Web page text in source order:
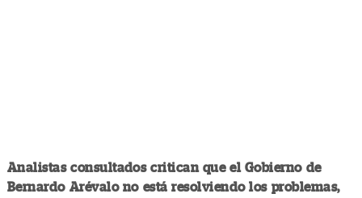
Analistas consultados critican que el Gobierno de
Bernardo Arévalo no está resolviendo los problemas,